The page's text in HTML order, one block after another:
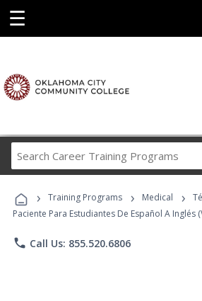
☰
Career
Programs
› Training Programs › Medical ›
Paciente Para Estudiantes De Español A Inglés
phone Call Us: 855.520.6806